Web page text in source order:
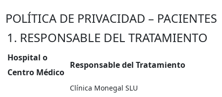
POLÍTICA DE PRIVACIDAD – PACIENTES
1. RESPONSABLE DEL TRATAMIENTO
Hospital o
Centro Médico
Responsable del Tratamiento
Clínica Monegal SLU